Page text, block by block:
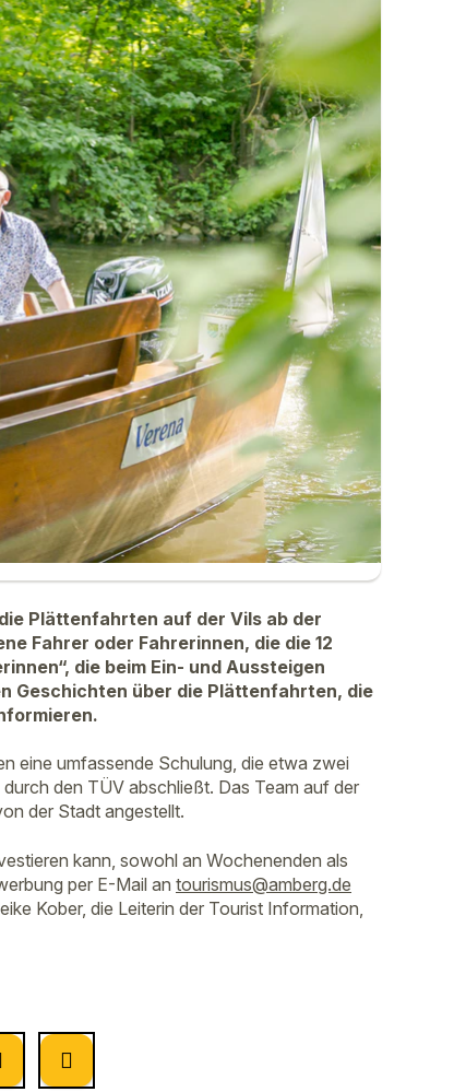
Plättenfahrten auf der Vils ab der
Fahrer oder Fahrerinnen, die die 12
die beim Ein- und Aussteigen
Geschichten über die Plättenfahrten, die
eine umfassende Schulung, die etwa zwei
den TÜV abschließt. Das Team auf der
der Stadt angestellt.
kann, sowohl an Wochenenden als
per E-Mail an tourismus@amberg.de
Kober, die Leiterin der Tourist Information,